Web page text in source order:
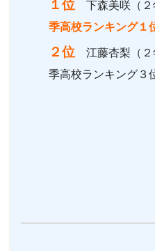
１位 下森美咲（２
季高校ランキング１
２位 江藤杏梨（２
季高校ランキング３